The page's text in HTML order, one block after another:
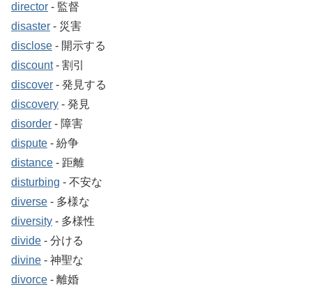
director ‐ 監督
disaster ‐ 災害
disclose ‐ 開示する
discount‐ 割引
discover ‐ 発見する
discovery ‐ 発見
disorder ‐ 障害
dispute ‐ 紛争
distance ‐ 距離
disturbing ‐ 不安な
diverse ‐ 多様な
diversity ‐ 多様性
divide ‐ 分ける
divine ‐ 神聖な
divorce ‐ 離婚